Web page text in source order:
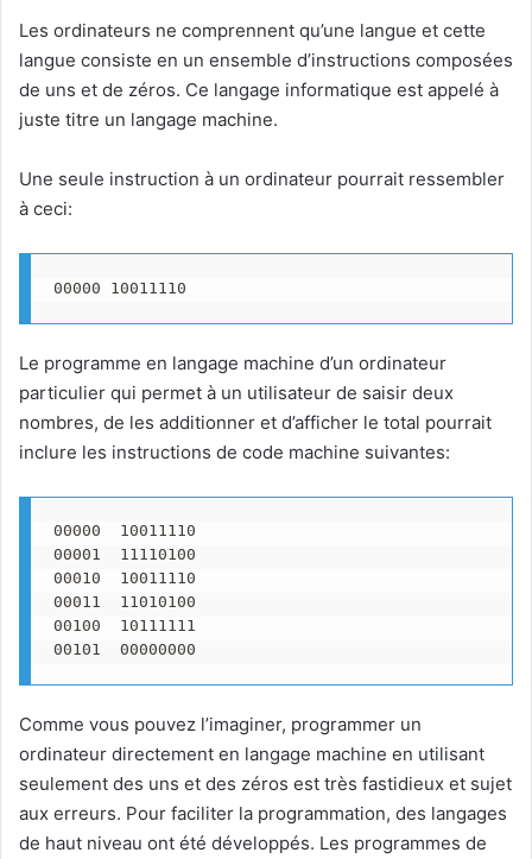
Les ordinateurs ne comprennent qu’une langue et cette
langue consiste en un ensemble d’instructions composées
de uns et de zéros. Ce langage informatique est appelé à
juste titre un langage machine.
Une seule instruction à un ordinateur pourrait ressembler
à ceci:
00000 10011110
Le programme en langage machine d’un ordinateur
particulier qui permet à un utilisateur de saisir deux
nombres, de les additionner et d’afficher le total pourrait
inclure les instructions de code machine suivantes:
00000  10011110
00001  11110100
00010  10011110
00011  11010100
00100  10111111
00101  00000000
Comme vous pouvez l’imaginer, programmer un
ordinateur directement en langage machine en utilisant
seulement des uns et des zéros est très fastidieux et sujet
aux erreurs. Pour faciliter la programmation, des langages
de haut niveau ont été développés. Les programmes de